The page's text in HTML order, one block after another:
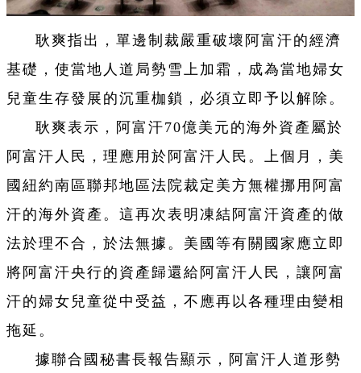
耿爽指出，單邊制裁嚴重破壞阿富汗的經濟
基礎，使當地人道局勢雪上加霜，成為當地婦女
兒童生存發展的沉重枷鎖，必須立即予以解除。
耿爽表示，阿富汗70億美元的海外資產屬於
阿富汗人民，理應用於阿富汗人民。上個月，美
國紐約南區聯邦地區法院裁定美方無權挪用阿富
汗的海外資產。這再次表明凍結阿富汗資產的做
法於理不合，於法無據。美國等有關國家應立即
將阿富汗央行的資產歸還給阿富汗人民，讓阿富
汗的婦女兒童從中受益，不應再以各種理由變相
拖延。
據聯合國秘書長報告顯示，阿富汗人道形勢